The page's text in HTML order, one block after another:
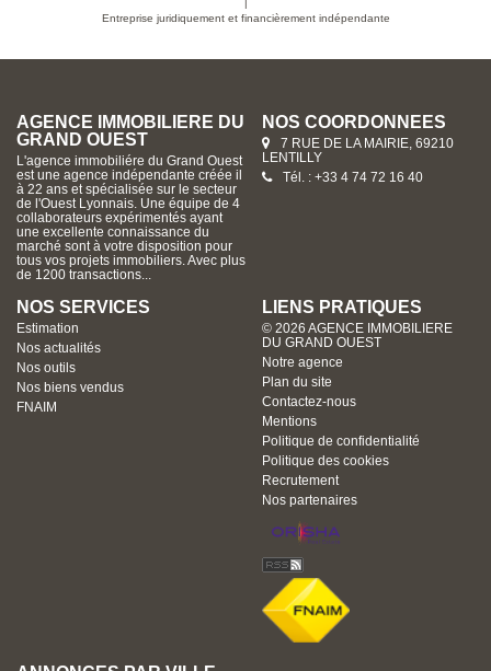
Entreprise juridiquement et financièrement indépendante
AGENCE IMMOBILIERE DU
GRAND OUEST
L'agence immobiliére du Grand Ouest
est une agence indépendante créée il
à 22 ans et spécialisée sur le secteur
de l'Ouest Lyonnais. Une équipe de 4
collaborateurs expérimentés ayant
une excellente connaissance du
marché sont à votre disposition pour
tous vos projets immobiliers. Avec plus
de 1200 transactions...
NOS COORDONNÉES
7 RUE DE LA MAIRIE, 69210
LENTILLY
Tél. : +33 4 74 72 16 40
NOS SERVICES
Estimation
Nos actualités
Nos outils
Nos biens vendus
FNAIM
LIENS PRATIQUES
© 2026 AGENCE IMMOBILIERE
DU GRAND OUEST
Notre agence
Plan du site
Contactez-nous
Mentions
Politique de confidentialité
Politique des cookies
Recrutement
Nos partenaires